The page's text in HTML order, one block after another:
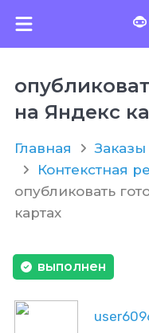
на Яндекс
Главная Заказы
Контекстная
опубликовать
картах
выполнен